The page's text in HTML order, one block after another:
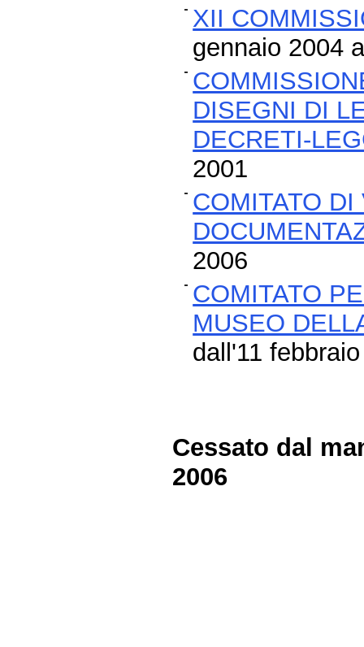
XII
gennaio 2004
DISEGNI DI
DECRETI-
2001
COMITATO
2006
COMITATO
MUSEO
dall'11
Cessato dal
2006